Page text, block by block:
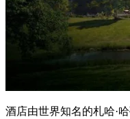
酒店由世界知名的札哈·